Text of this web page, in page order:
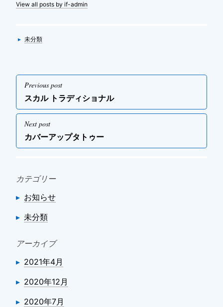
View all posts by if-admin
Categories
▸ 未分類
投
稿
ナ
ビ
ゲ
ー
ョ
Previous post
Previous
スカル トラディショナル
Next post
Next
カバーアップタトゥー
カテゴリー
お知らせ
未分類
アーカイブ
2021年4月
2020年12月
2020年7月